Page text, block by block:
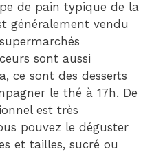
de pain typique de la
généralement vendu
sont aussi
ce sont des desserts
le thé à 17h. De
est très
pouvez le déguster
et tailles, sucré ou